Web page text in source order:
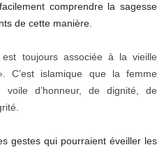
comprendre la sagesse
de cette manière.
toujours associée à la vieille
C’est islamique que la femme
voile d’honneur, de dignité, de
gestes qui pourraient éveiller les